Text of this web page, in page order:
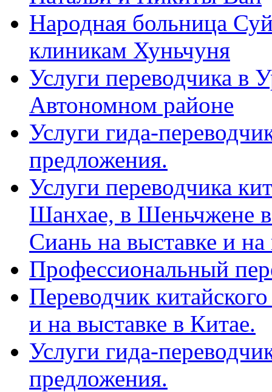
Народная больница
клиникам Хуньчуня
Услуги переводчика в
Автономном районе
Услуги гида-
предложения.
Услуги переводчика
Шанхае, в Шеньчжене
Сиань на выставке и
Профессиональный
Переводчик
и на выставке в Китае.
Услуги гида-
предложения.